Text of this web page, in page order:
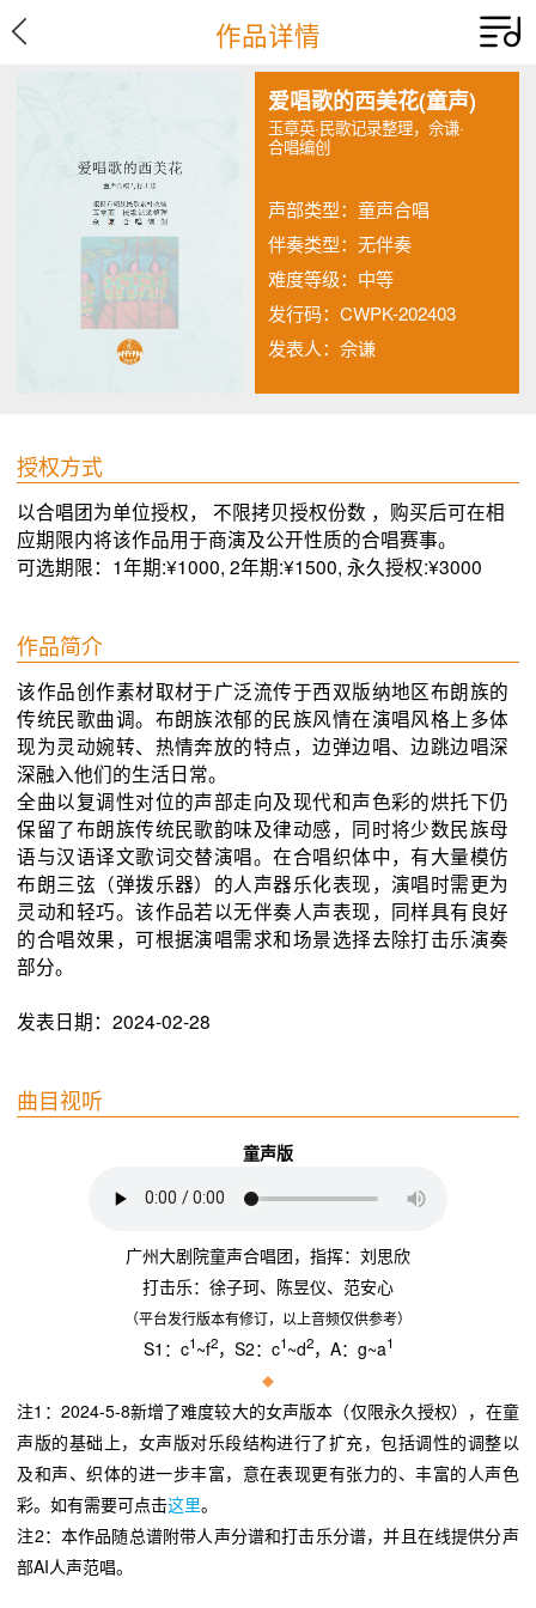
作品详情
爱唱歌的西美花(童声)
玉章英·民歌记录整理，佘谦·
合唱编创
声部类型：童声合唱
伴奏类型：无伴奏
难度等级：中等
发行码：CWPK-202403
发表人：佘谦
授权方式
以合唱团为单位授权， 不限拷贝授权份数 ，购买后可在相
应期限内将该作品用于商演及公开性质的合唱赛事。
可选期限：1年期:¥1000, 2年期:¥1500, 永久授权:¥3000
作品简介
该作品创作素材取材于广泛流传于西双版纳地区布朗族的
传统民歌曲调。布朗族浓郁的民族风情在演唱风格上多体
现为灵动婉转、热情奔放的特点，边弹边唱、边跳边唱深
深融入他们的生活日常。
全曲以复调性对位的声部走向及现代和声色彩的烘托下仍
保留了布朗族传统民歌韵味及律动感，同时将少数民族母
语与汉语译文歌词交替演唱。在合唱织体中，有大量模仿
布朗三弦（弹拨乐器）的人声器乐化表现，演唱时需更为
灵动和轻巧。该作品若以无伴奏人声表现，同样具有良好
的合唱效果，可根据演唱需求和场景选择去除打击乐演奏
部分。
发表日期：2024-02-28
曲目视听
童声版
广州大剧院童声合唱团，指挥：刘思欣
打击乐：徐子珂、陈昱仪、范安心
（平台发行版本有修订，以上音频仅供参考）
S1：c1~f2，S2：c1~d2，A：g~a1
◆
注1：2024-5-8新增了难度较大的女声版本（仅限永久授权），在童
声版的基础上，女声版对乐段结构进行了扩充，包括调性的调整以
及和声、织体的进一步丰富，意在表现更有张力的、丰富的人声色
彩。如有需要可点击这里。
注2：本作品随总谱附带人声分谱和打击乐分谱，并且在线提供分声
部AI人声范唱。